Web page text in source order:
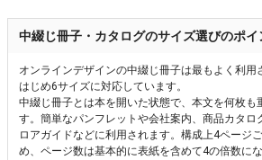
中綴じ冊子・カタログのサイズ選びのポイ
オンラインデザインの中綴じ冊子は最もよく利用
はじめ6サイズに対応しています。
中綴じ冊子とは本を開いた状態で、本文を何枚も
す。簡単なパンフレットや会社案内、商品カタロ
ロアガイドなどに利用されます。構成上4ページ
め、ページ数は基本的に表紙を含めて4の倍数に